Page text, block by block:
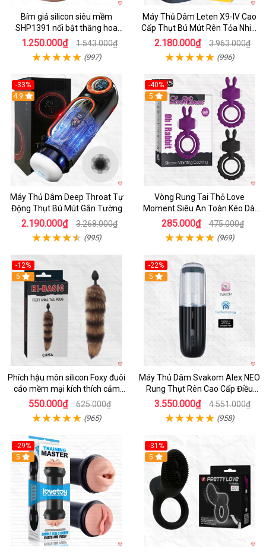
Bím giả silicon siêu mềm
SHP1391 nổi bật thăng hoa
hoàn hảo
1.250.000₫ 1.543.000₫
(997)
Máy Thủ Dâm Leten X9-IV Cao
Cấp Thụt Bú Mút Rên Tỏa Nhiệt
Sạc Pin
2.180.000₫ 3.963.000₫
(996)
-33%
Hot
4.9
Máy Thủ Dâm Deep Throat Tự
Động Thụt Bú Mút Gắn Tường
2.190.000₫ 3.268.000₫
(995)
-40%
5
Vòng Rung Tai Thỏ Love
Moment Siêu An Toàn Kéo Dài
Thời Gian
285.000₫ 475.000₫
(969)
-12%
Hot
5
Phích hậu môn silicon Foxy đuôi
cáo mềm mại kích thích cảm
giác mới
550.000₫ 625.000₫
(965)
-22%
5
Máy Thủ Dâm Svakom Alex NEO
Rung Thụt Rên Cao Cấp Điều
Khiển App
3.550.000₫ 4.551.000₫
(958)
-29%
Hot
5
-31%
5